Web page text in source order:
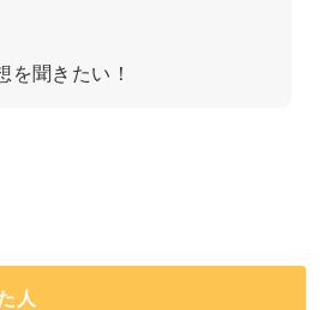
を聞きたい！
人